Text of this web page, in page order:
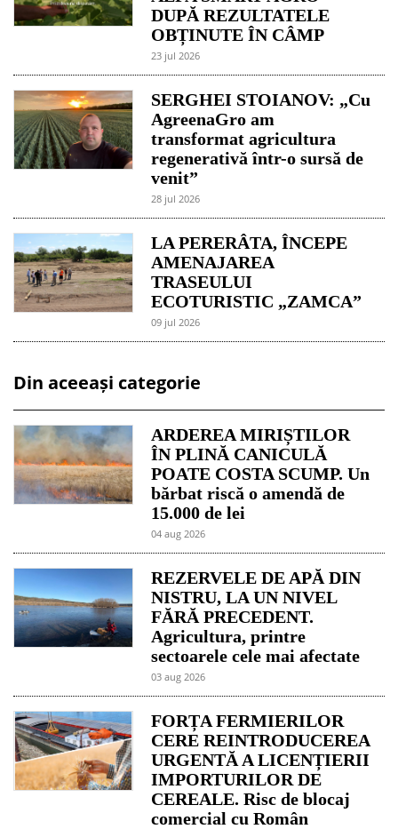
DUPĂ REZULTATELE
OBȚINUTE ÎN CÂMP
23 jul 2026
SERGHEI STOIANOV: „Cu
AgreenaGro am
transformat agricultura
regenerativă într-o sursă de
venit”
28 jul 2026
LA PERERÂTA, ÎNCEPE
AMENAJAREA
TRASEULUI
ECOTURISTIC „ZAMCA”
09 jul 2026
Din aceeași categorie
ARDEREA MIRIȘTILOR
ÎN PLINĂ CANICULĂ
POATE COSTA SCUMP. Un
bărbat riscă o amendă de
15.000 de lei
04 aug 2026
REZERVELE DE APĂ DIN
NISTRU, LA UN NIVEL
FĂRĂ PRECEDENT.
Agricultura, printre
sectoarele cele mai afectate
03 aug 2026
FORȚA FERMIERILOR
CERE REINTRODUCEREA
URGENTĂ A LICENȚIERII
IMPORTURILOR DE
CEREALE. Risc de blocaj
comercial cu Român